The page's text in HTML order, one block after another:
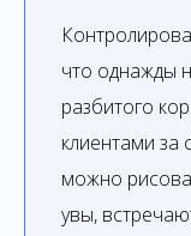
что однажды
разбитого
клиентами за
можно
увы,